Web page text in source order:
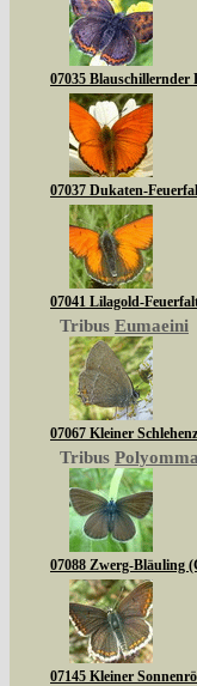
07035 Blauschillernder
07037 Dukaten-
07041 Lilagold-
Tribus Eumaeini
07067 Kleiner
Tribus
07088 Zwerg-Bläuling
07145 Kleiner